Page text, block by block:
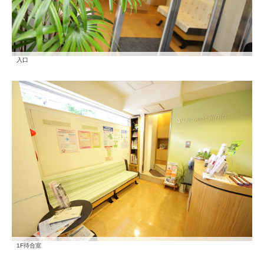
入口
1F待合室